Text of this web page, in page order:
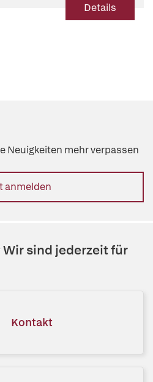
Details
Neuigkeiten mehr verpassen
anmelden
Wir sind jederzeit für
Kontakt